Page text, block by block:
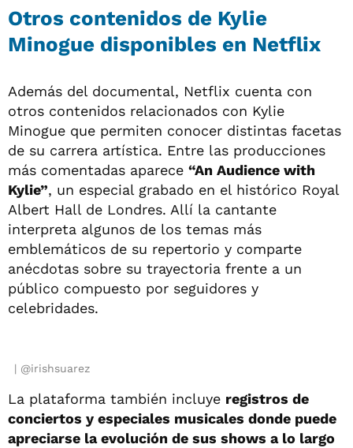
Otros contenidos de Kylie
Minogue disponibles en Netflix
Además del documental, Netflix cuenta con
otros contenidos relacionados con Kylie
Minogue que permiten conocer distintas facetas
de su carrera artística. Entre las producciones
más comentadas aparece “An Audience with
Kylie”, un especial grabado en el histórico Royal
Albert Hall de Londres. Allí la cantante
interpreta algunos de los temas más
emblemáticos de su repertorio y comparte
anécdotas sobre su trayectoria frente a un
público compuesto por seguidores y
celebridades.
@irishsuarez
La plataforma también incluye registros de
conciertos y especiales musicales donde puede
apreciarse la evolución de sus shows a lo largo